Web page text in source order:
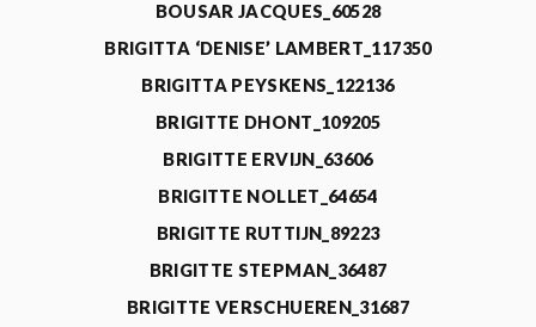
BOUSAR JACQUES_60528
BRIGITTA ‘DENISE’ LAMBERT_117350
BRIGITTA PEYSKENS_122136
BRIGITTE DHONT_109205
BRIGITTE ERVIJN_63606
BRIGITTE NOLLET_64654
BRIGITTE RUTTIJN_89223
BRIGITTE STEPMAN_36487
BRIGITTE VERSCHUEREN_31687